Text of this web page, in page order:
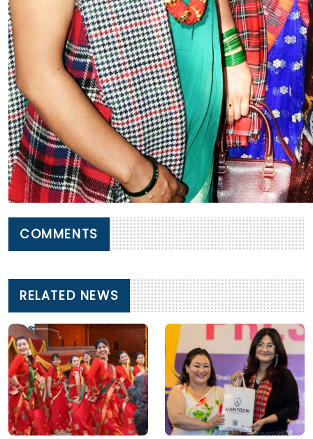
COMMENTS
RELATED NEWS